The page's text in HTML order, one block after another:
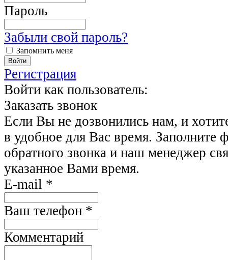
Пароль
Забыли свой пароль?
Запомнить меня
Регистрация
Войти как пользователь:
Заказать звонок
Если Вы не дозвонились нам, и
в удобное для Вас время. Заполните
обратного звонка и наш менеджер
указанное Вами время.
E-mail *
Ваш телефон *
Комментарий